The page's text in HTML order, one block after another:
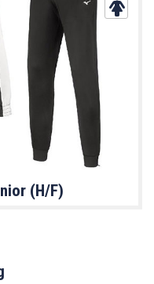
(H/F)